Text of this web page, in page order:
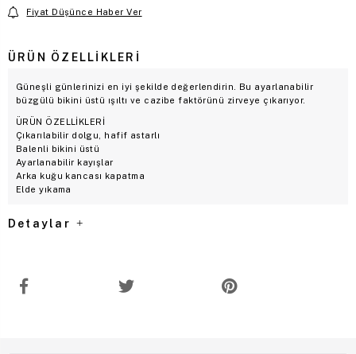
Fiyat Düşünce Haber Ver
ÜRÜN ÖZELLIKLERI
Güneşli günlerinizi en iyi şekilde değerlendirin. Bu ayarlanabilir
büzgülü bikini üstü ışıltı ve cazibe faktörünü zirveye çıkarıyor.
ÜRÜN ÖZELLİKLERİ
Çıkarılabilir dolgu, hafif astarlı
Balenli bikini üstü
Ayarlanabilir kayışlar
Arka kuğu kancası kapatma
Elde yıkama
Detaylar